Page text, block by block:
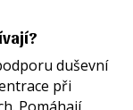
duševní
při